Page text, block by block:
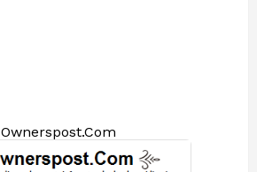
Ownerspost.Com